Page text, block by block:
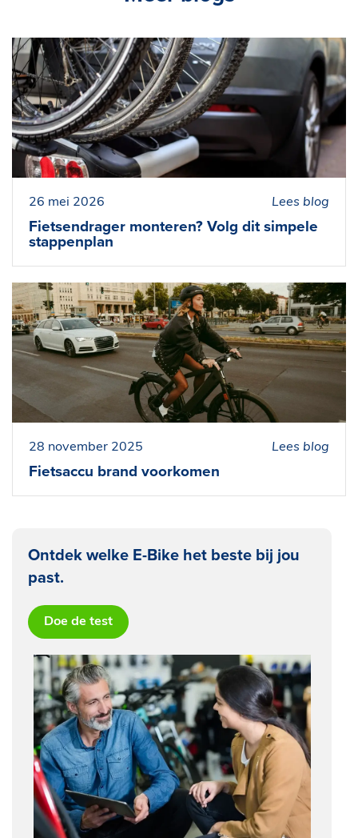
26 mei 2026
Fietsendrager monteren? Volg dit simpele
stappenplan
Lees blog
28 november 2025
Fietsaccu brand voorkomen
Lees blog
Ontdek welke E-Bike het beste bij jou
past.
Doe de test